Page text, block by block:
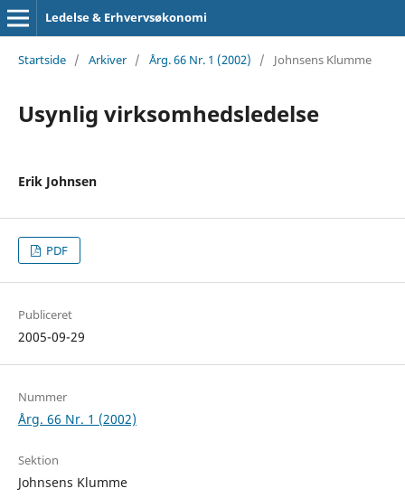
Ledelse & Erhvervsøkonomi
Startside / Arkiver / Årg. 66 Nr. 1 (2002) / Johnsens Klumme
Usynlig virksomhedsledelse
Erik Johnsen
PDF
Publiceret
2005-09-29
Nummer
Årg. 66 Nr. 1 (2002)
Sektion
Johnsens Klumme